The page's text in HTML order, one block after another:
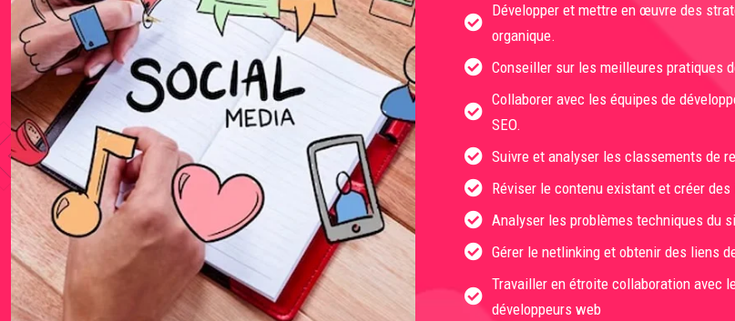
Développer et mettre en œuvre des
organique.
Conseiller sur les meilleures pratiques
Collaborer avec les équipes de
SEO.
Suivre et analyser les classements de
Réviser le contenu existant et créer
Analyser les problèmes techniques du
Gérer le netlinking et obtenir des liens
Travailler en étroite collaboration avec
développeurs web